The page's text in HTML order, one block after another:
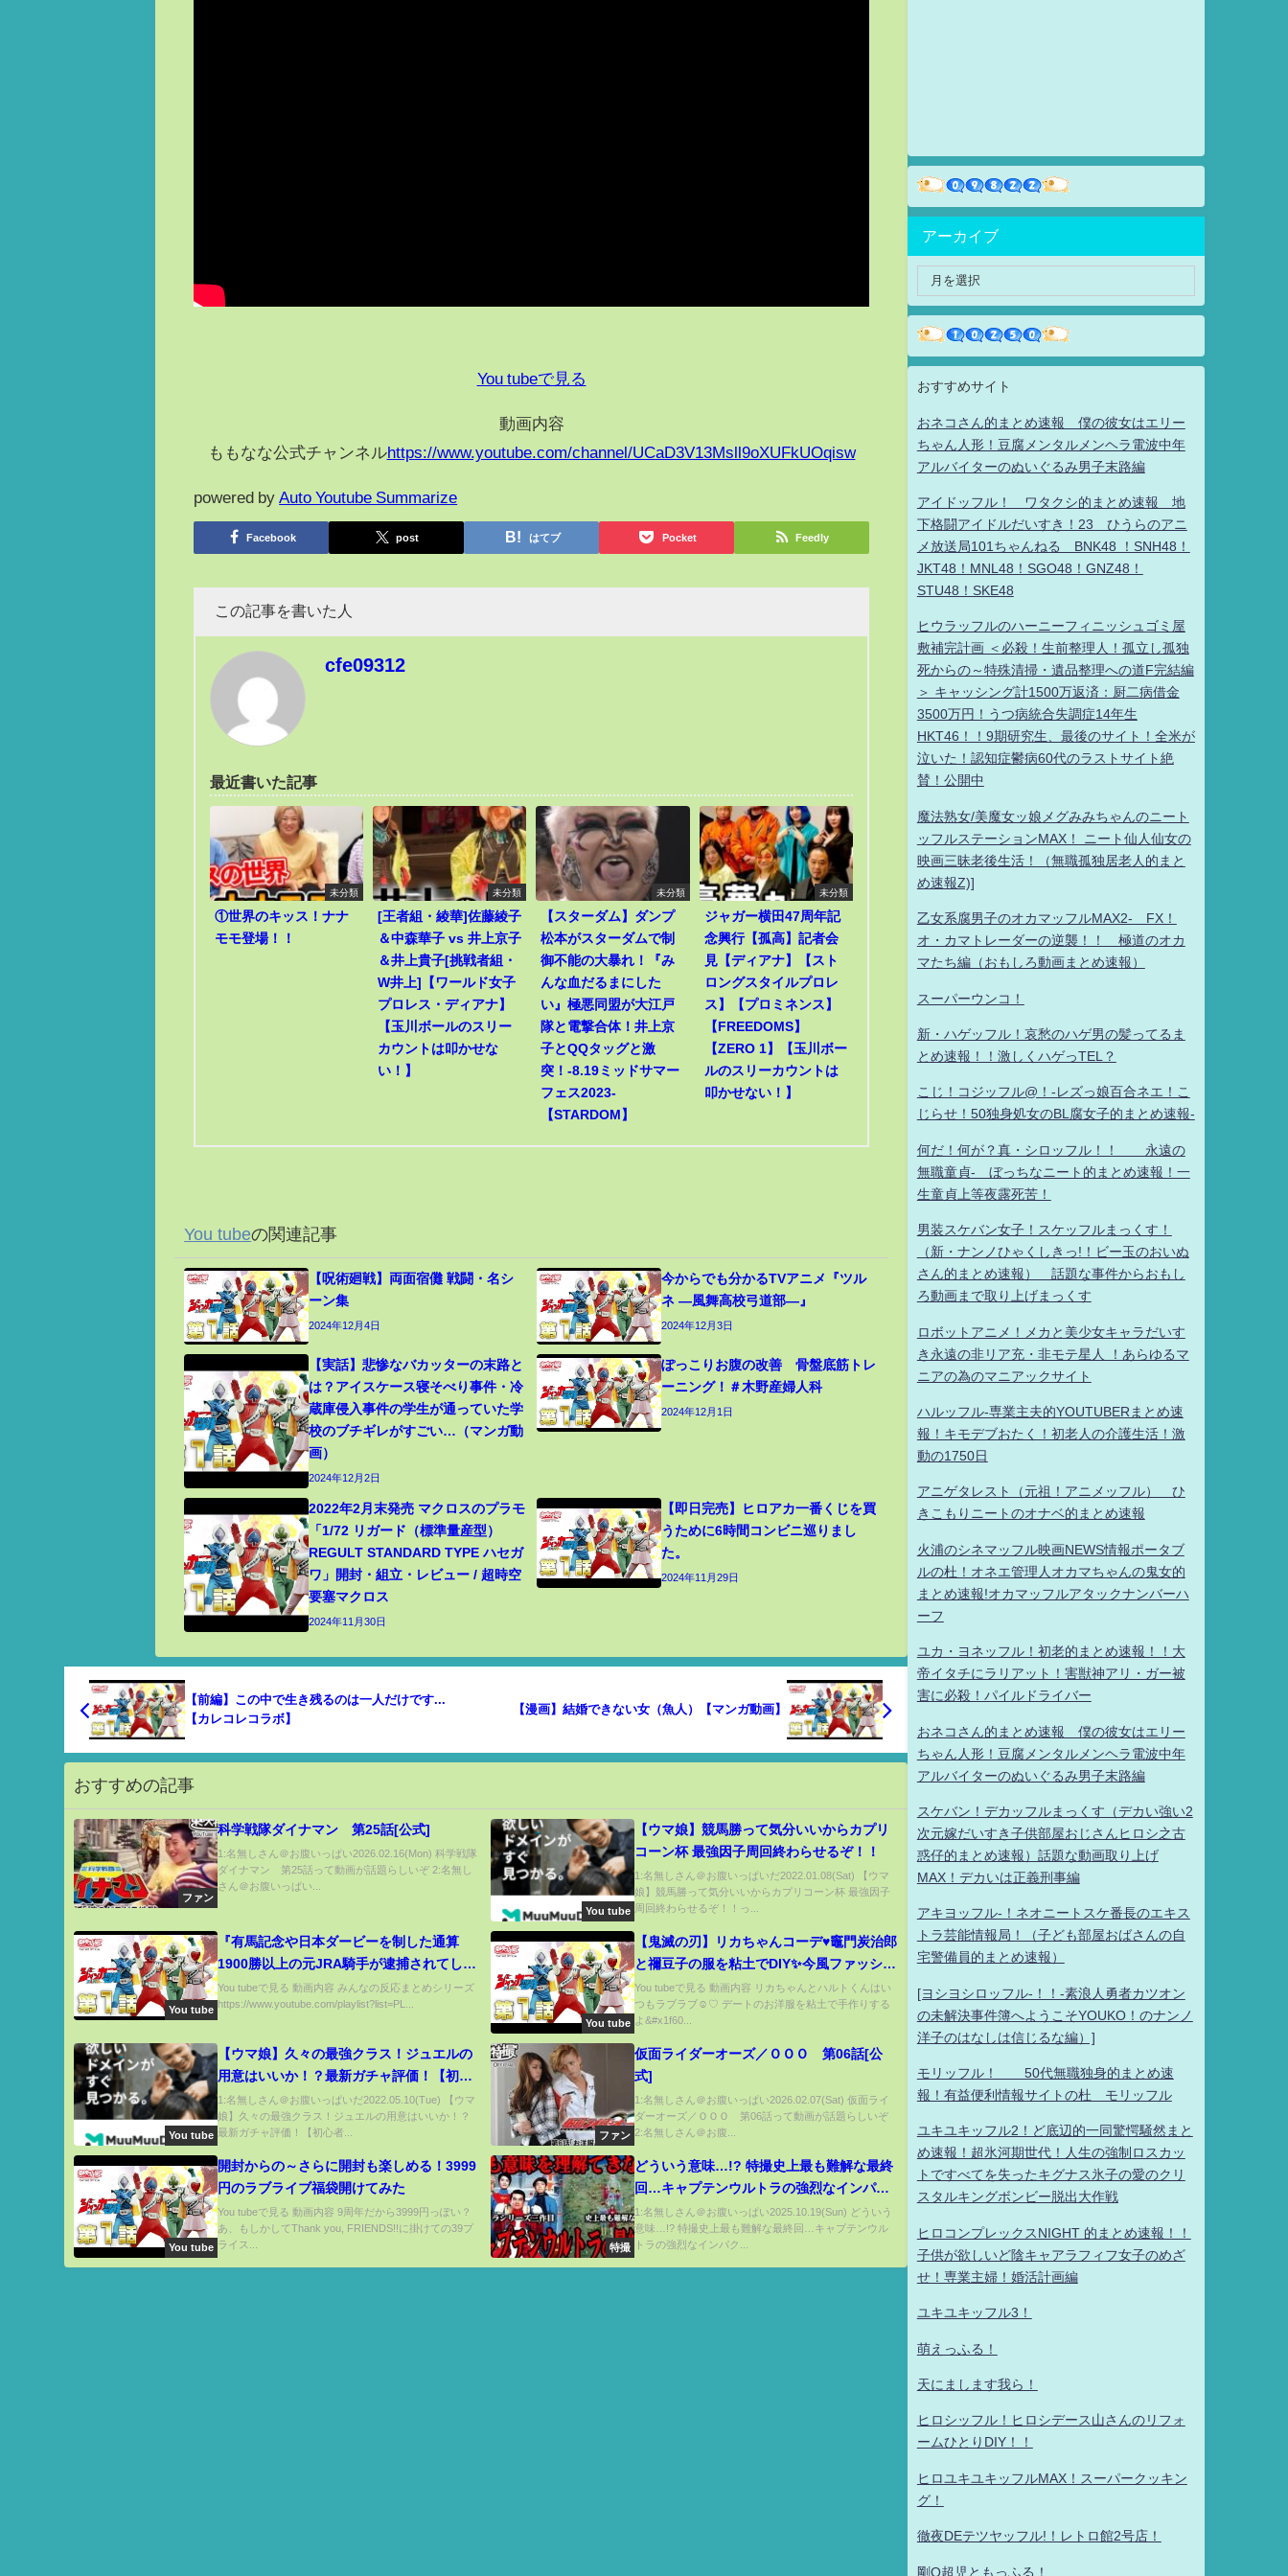
You tubeで見る
動画内容
ももなな公式チャンネルhttps://www.youtube.com/channel/UCaD3V13Msll9oXUFkUOqisw
powered by Auto Youtube Summarize
Facebook post はてブ Pocket Feedly
この記事を書いた人
cfe09312
最近書いた記事
未分類
①世界のキッス！ナナ
モモ登場！！
未分類
[王者組・綾華]佐藤綾子
＆中森華子 vs 井上京子
＆井上貴子[挑戦者組・
W井上]【ワールド女子
プロレス・ディアナ】
【玉川ボールのスリー
カウントは叩かせな
い！】
未分類
【スターダム】ダンプ
松本がスターダムで制
御不能の大暴れ！『み
んな血だるまにした
い』極悪同盟が大江戸
隊と電撃合体！井上京
子とQQタッグと激
突！-8.19ミッドサマー
フェス2023-
【STARDOM】
未分類
ジャガー横田47周年記
念興行【孤高】記者会
見【ディアナ】【スト
ロングスタイルプロレ
ス】【プロミネンス】
【FREEDOMS】
【ZERO 1】【玉川ボー
ルのスリーカウントは
叩かせない！】
You tubeの関連記事
【呪術廻戦】両面宿儺 戦闘・名シ
ーン集
2024年12月4日
今からでも分かるTVアニメ『ツル
ネ ―風舞高校弓道部―』
2024年12月3日
【実話】悲惨なバカッターの末路と
は？アイスケース寝そべり事件・冷
蔵庫侵入事件の学生が通っていた学
校のブチギレがすごい…（マンガ動
画）
2024年12月2日
ぽっこりお腹の改善 骨盤底筋トレ
ーニング！＃木野産婦人科
2024年12月1日
2022年2月末発売 マクロスのプラモ
「1/72 リガード（標準量産型）
REGULT STANDARD TYPE ハセガ
ワ」開封・組立・レビュー / 超時空
要塞マクロス
2024年11月30日
【即日完売】ヒロアカ一番くじを買
うために6時間コンビニ巡りまし
た。
2024年11月29日
【前編】この中で生き残るのは一人だけです...
【カレコレコラボ】
【漫画】結婚できない女（魚人）【マンガ動画】
おすすめの記事
ファン
科学戦隊ダイナマン 第25話[公式]
1:名無しさん＠お腹いっぱい2026.02.16(Mon) 科学戦隊
ダイナマン 第25話って動画が話題らしいぞ 2:名無し
さん＠お腹いっぱい...
You tube
【ウマ娘】競馬勝って気分いいからカプリ
コーン杯 最強因子周回終わらせるぞ！！
1:名無しさん＠お腹いっぱいだ2022.01.08(Sat) 【ウマ
娘】競馬勝って気分いいからカプリコーン杯 最強因子
周回終わらせるぞ！！っ...
You tube
『有馬記念や日本ダービーを制した通算
1900勝以上の元JRA騎手が逮捕されてしま
う』に対するみんなの反応集 まとめ ウマ娘
プリティーダービー レイミン 競馬 藤田伸
You tubeで見る 動画内容 みんなの反応まとめシリーズ
https://www.youtube.com/playlist?list=PL...
You tube
【鬼滅の刃】リカちゃんコーデ♥竈門炭治郎
と禰豆子の服を粘土でDIY✨今風ファッショ
ンの服を手作り工作してコーディネート🌼
You tubeで見る 動画内容 リカちゃんとハルトくんはい
つもラブラブ☺♡ デートのお洋服を粘土で手作りする
よ&#x1f60...
You tube
【ウマ娘】久々の最強クラス！ジュエルの
用意はいいか！？最新ガチャ評価！【初心
者向け/ミスターシービー/アイネスフウジ
ン/トウカイテイオー/SSR/SR/無課金/微課
1:名無しさん＠お腹いっぱいだ2022.05.10(Tue) 【ウマ
娘】久々の最強クラス！ジュエルの用意はいいか！？
最新ガチャ評価！【初心者...
ファン
仮面ライダーオーズ／ＯＯＯ 第06話[公
式]
1:名無しさん＠お腹いっぱい2026.02.07(Sat) 仮面ライ
ダーオーズ／ＯＯＯ 第06話って動画が話題らしいぞ
2:名無しさん＠お腹...
You tube
開封からの～さらに開封も楽しめる！3999
円のラブライブ福袋開けてみた
You tubeで見る 動画内容 9周年だから3999円っぽい？
あ、もしかしてThank you, FRIENDS!!に掛けての39プ
ライス...
特撮
どういう意味…!? 特撮史上最も難解な最終
回…キャプテンウルトラの強烈なインパク
トを残した最終回…『ウルトラマン』と
『セブン』に挟まれた幻のシリーズ第3作目
を徹底解説
1:名無しさん＠お腹いっぱい2025.10.19(Sun) どういう
意味…!? 特撮史上最も難解な最終回…キャプテンウル
トラの強烈なインパク...
アーカイブ
おすすめサイト
おネコさん的まとめ速報 僕の彼女はエリー
ちゃん人形！豆腐メンタルメンヘラ電波中年
アルバイターのぬいぐるみ男子末路編
アイドッフル！ ワタクシ的まとめ速報 地
下格闘アイドルだいすき！23 ひうらのアニ
メ放送局101ちゃんねる BNK48 ！SNH48！
JKT48！MNL48！SGO48！GNZ48！
STU48！SKE48
ヒウラッフルのハーニーフィニッシュゴミ屋
敷補完計画 ＜必殺！生前整理人！孤立し孤独
死からの～特殊清掃・遺品整理への道F完結編
＞ キャッシング計1500万返済：厨二病借金
3500万円！うつ病統合失調症14年生
HKT46！！9期研究生、最後のサイト！全米が
泣いた！認知症鬱病60代のラストサイト絶
賛！公開中
魔法熟女/美魔女ッ娘メグみみちゃんのニート
ッフルステーションMAX！ ニート仙人仙女の
映画三昧老後生活！（無職孤独居老人的まと
め速報Z)]
乙女系腐男子のオカマッフルMAX2- FX！
オ・カマトレーダーの逆襲！！ 極道のオカ
マたち編（おもしろ動画まとめ速報）
スーパーウンコ！
新・ハゲッフル！哀愁のハゲ男の髪ってるま
とめ速報！！激しくハゲっTEL？
こじ！コジッフル@！-レズっ娘百合ネエ！こ
じらせ！50独身処女のBL腐女子的まとめ速報-
何だ！何が？真・シロッフル！！ 永遠の
無職童貞- ぼっちなニート的まとめ速報！一
生童貞上等夜露死苦！
男装スケバン女子！スケッフルまっくす！
（新・ナンノひゃくしきっ!！ビー玉のおいぬ
さん的まとめ速報） 話題な事件からおもし
ろ動画まで取り上げまっくす
ロボットアニメ！メカと美少女キャラだいす
き永遠の非リア充・非モテ星人 ！あらゆるマ
ニアの為のマニアックサイト
ハルッフル-専業主夫的YOUTUBERまとめ速
報！キモデブおたく！初老人の介護生活！激
動の1750日
アニゲタレスト（元祖！アニメッフル） ひ
きこもりニートのオナベ的まとめ速報
火浦のシネマッフル映画NEWS情報ポータブ
ルの杜！オネエ管理人オカマちゃんの鬼女的
まとめ速報!オカマッフルアタックナンバーハ
ーフ
ユカ・ヨネッフル！初老的まとめ速報！！大
帝イタチにラリアット！害獣神アリ・ガー被
害に必殺！パイルドライバー
おネコさん的まとめ速報 僕の彼女はエリー
ちゃん人形！豆腐メンタルメンヘラ電波中年
アルバイターのぬいぐるみ男子末路編
スケバン！デカッフルまっくす（デカい強い2
次元嫁だいすき子供部屋おじさんヒロシ之古
惑仔的まとめ速報）話題な動画取り上げ
MAX！デカいは正義刑事編
アキヨッフル-！ネオニートスケ番長のエキス
トラ芸能情報局！（子ども部屋おばさんの自
宅警備員的まとめ速報）
[ヨシヨシロッフル-！！-素浪人勇者カツオン
の未解決事件簿へようこそYOUKO！のナンノ
洋子のはなしは信じるな編）]
モリッフル！ 50代無職独身的まとめ速
報！有益便利情報サイトの杜 モリッフル
ユキユキッフル2！ど底辺的一同驚愕騒然まと
め速報！超氷河期世代！人生の強制ロスカッ
トですべてを失ったキグナス氷子の愛のクリ
スタルキングボンビー脱出大作戦
ヒロコンプレックスNIGHT 的まとめ速報！！
子供が欲しいど陰キャアラフィフ女子のめざ
せ！専業主婦！婚活計画編
ユキユキッフル3！
萌えっふる！
天にまします我ら！
ヒロシッフル！ヒロシデース山さんのリフォ
ームひとりDIY！！
ヒロユキユキッフルMAX！スーパークッキン
グ！
徹夜DEテツヤッフル!！レトロ館2号店！
剛Q超児ともっふる！